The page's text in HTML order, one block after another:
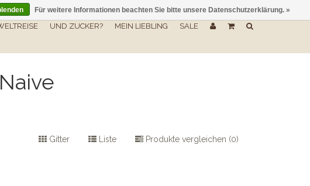
UND ZUCKER? MEIN LIEBLING SALE
Gitter Liste Produkte vergleichen (0)
Für weitere Informationen beachten Sie bitte unsere Datenschutzerklärung. »